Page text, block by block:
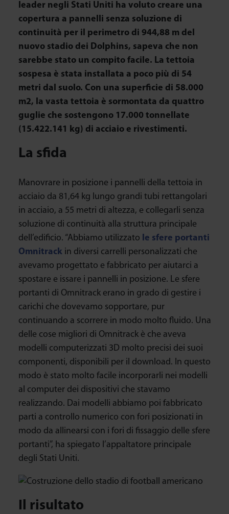
leader negli Stati Uniti ha voluto creare una
copertura a pannelli senza soluzione di
continuità per il perimetro di 944,88 m del
nuovo stadio dei Dolphins, sapeva che non
sarebbe stato un compito facile. La tettoia
sospesa è stata installata a poco più di 54
metri dal suolo. Con una superficie di 58.000
m2, la vasta tettoia è sormontata da quattro
guglie che sostengono 17.000 tonnellate
(15.422.141 kg) di acciaio e rivestimenti.
La sfida
Manovrare in posizione i pannelli della tettoia in
acciaio da 81,64 kg lungo grandi tubi rettangolari
in acciaio, a 55 metri di altezza, e collegarli senza
soluzione di continuità alla struttura principale
dell’edificio. “Abbiamo utilizzato le sfere portanti
Omnitrackin diversi carrelli personalizzati che
avevamo progettato e fabbricato per aiutarci a
spostare e issare i pannelli in posizione. Le sfere
portanti di Omnitrack erano in grado di gestire i
carichi che dovevamo sopportare, pur
continuando a scorrere in modo molto fluido. Una
delle cose migliori di Omnitrack è che aveva
modelli computerizzati 3D molto precisi dei suoi
componenti, disponibili per il download. In questo
modo è stato molto facile incorporarli nei modelli
al computer dei dispositivi che stavamo
realizzando. Dai modelli abbiamo poi fabbricato
parti a controllo numerico con fori posizionati in
modo da allinearsi con i fori di fissaggio delle sfere
portanti”, ha spiegato l’appaltatore principale
degli Stati Uniti.
Il risultato